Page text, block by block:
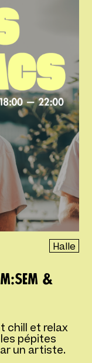
Halle
&
chill et relax
pépites
un artiste.